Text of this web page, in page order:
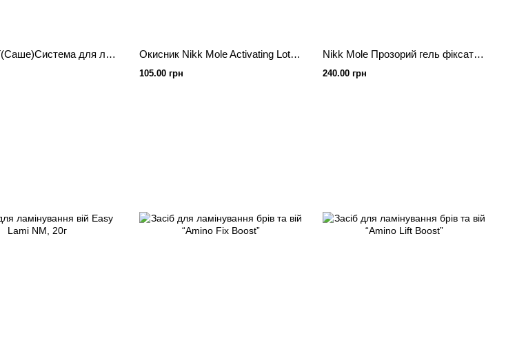
MINI SET(Саше)Система для ламінування брів та вій Amino Puzzle System Lamination 3ml Окисник Nikk Mole Activating Lotion 1,9%, 30мл
105.00 грн
Nikk Mole Прозорий гель фіксатор для брів
240.00 грн